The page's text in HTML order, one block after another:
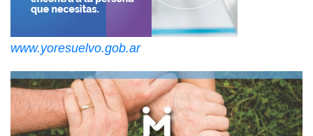
www.yoresuelvo.gob.ar